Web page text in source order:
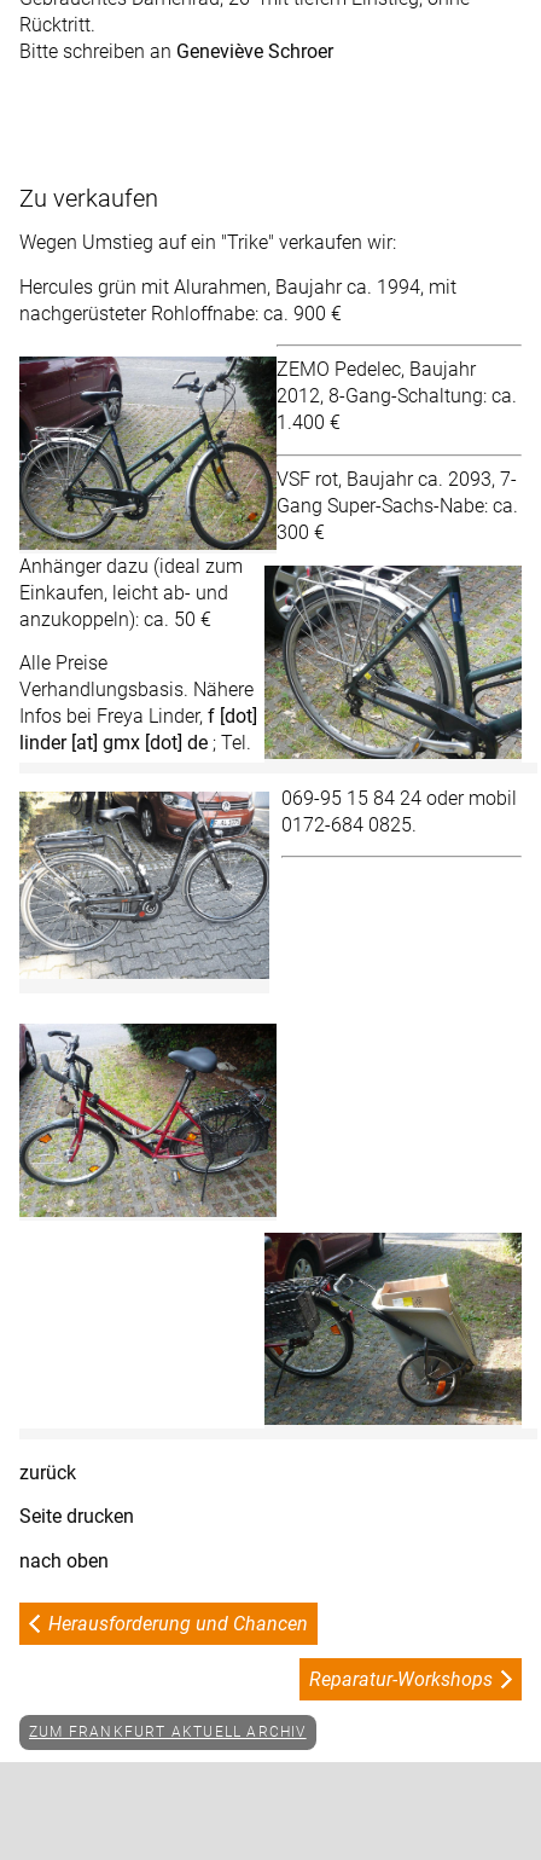
Rücktritt.
Bitte schreiben an Geneviève Schroer
Zu verkaufen
Wegen Umstieg auf ein "Trike" verkaufen wir:
Hercules grün mit Alurahmen, Baujahr ca. 1994, mit
nachgerüsteter Rohloffnabe: ca. 900 €
ZEMO Pedelec, Baujahr
2012, 8-Gang-Schaltung: ca.
1.400 €
VSF rot, Baujahr ca. 2093, 7-
Gang Super-Sachs-Nabe: ca.
300 €
Anhänger dazu (ideal zum
Einkaufen, leicht ab- und
anzukoppeln): ca. 50 €
Alle Preise
Verhandlungsbasis. Nähere
Infos bei Freya Linder, f [dot]
linder [at] gmx [dot] de ; Tel.
069-95 15 84 24 oder mobil
0172-684 0825.
zurück
Seite drucken
nach oben
Herausforderung und Chancen
Reparatur-Workshops
ZUM FRANKFURT AKTUELL ARCHIV